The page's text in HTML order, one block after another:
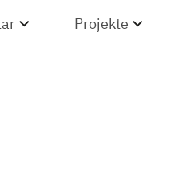
Projekte